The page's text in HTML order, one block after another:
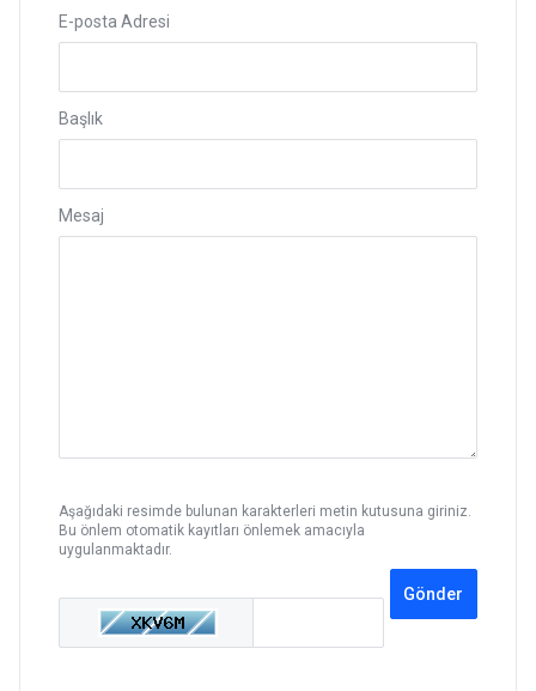
E-posta Adresi
Başlık
Mesaj
Aşağıdaki resimde bulunan karakterleri metin kutusuna giriniz.
Bu önlem otomatik kayıtları önlemek amacıyla
uygulanmaktadır.
Gönder